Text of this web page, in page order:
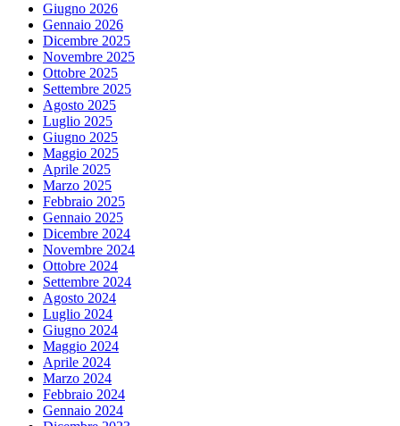
Giugno 2026
Gennaio 2026
Dicembre 2025
Novembre 2025
Ottobre 2025
Settembre 2025
Agosto 2025
Luglio 2025
Giugno 2025
Maggio 2025
Aprile 2025
Marzo 2025
Febbraio 2025
Gennaio 2025
Dicembre 2024
Novembre 2024
Ottobre 2024
Settembre 2024
Agosto 2024
Luglio 2024
Giugno 2024
Maggio 2024
Aprile 2024
Marzo 2024
Febbraio 2024
Gennaio 2024